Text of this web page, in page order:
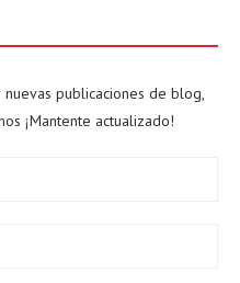
publicaciones de blog,
¡Mantente actualizado!